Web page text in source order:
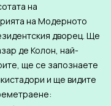
на
на Модерното
дворец. Ще
де Колон, най-
ще се запознаете
и ще видите